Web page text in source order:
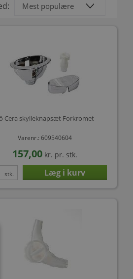
Cera skylleknapsæt Forkromet
Varenr.: 609540604
157,00 kr. pr. stk.
stk.